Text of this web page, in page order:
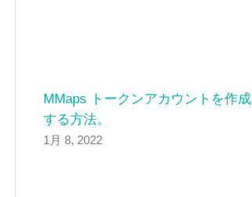
MMaps トークンアカウントを作成
する方法。
1月 8, 2022